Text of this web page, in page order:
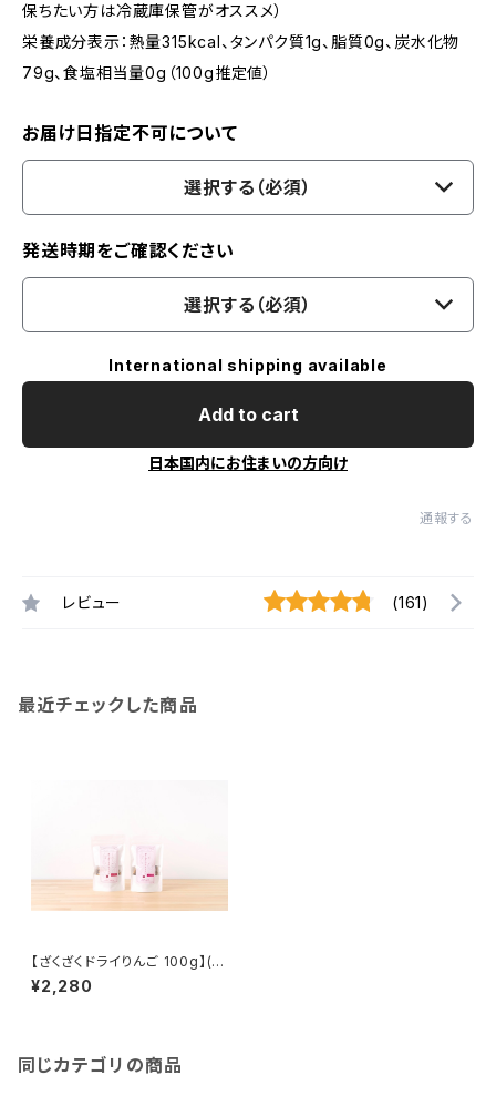
保ちたい方は冷蔵庫保管がオススメ）
栄養成分表示：熱量315kcal、タンパク質1g、脂質0g、炭水化物
79g、食塩相当量0g（100g推定値）
お届け日指定不可について
選択する（必須）
発送時期をご確認ください
選択する（必須）
International shipping available
Add to cart
日本国内にお住まいの方向け
通報する
レビュー (161)
最近チェックした商品
【ざくざくドライりんご 100g】(2
0g*5袋) 噛みしめると甘みが
広がるドライフルーツ 国産 無添
¥2,280
同じカテゴリの商品